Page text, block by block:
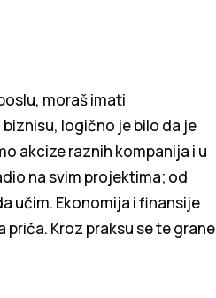
moraš imati
logično je bilo da je
akcize raznih kompanija i u
na svim projektima; od
učim. Ekonomija i finansije
Kroz praksu se te grane